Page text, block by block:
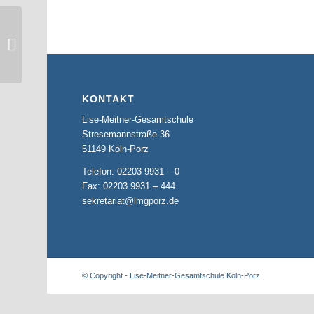
KONTAKT
Lise-Meitner-Gesamtschule
Stresemannstraße 36
51149 Köln-Porz
Telefon: 02203 9931 – 0
Fax: 02203 9931 – 444
sekretariat@lmgporz.de
© Copyright - Lise-Meitner-Gesamtschule Köln-Porz
Schulband begeistert